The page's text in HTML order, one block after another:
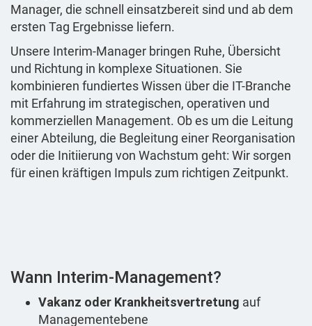
Manager, die schnell einsatzbereit sind und ab dem
ersten Tag Ergebnisse liefern.
Unsere Interim-Manager bringen Ruhe, Übersicht
und Richtung in komplexe Situationen. Sie
kombinieren fundiertes Wissen über die IT-Branche
mit Erfahrung im strategischen, operativen und
kommerziellen Management. Ob es um die Leitung
einer Abteilung, die Begleitung einer Reorganisation
oder die Initiierung von Wachstum geht: Wir sorgen
für einen kräftigen Impuls zum richtigen Zeitpunkt.
Wann Interim-Management?
Vakanz oder Krankheitsvertretung auf
Managementebene